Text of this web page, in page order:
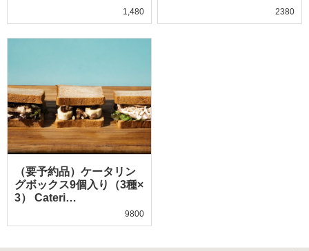
1,480 2380
（要予約品）ケータリン
グボックス9個入り（3種×
3） Cateri…
9800